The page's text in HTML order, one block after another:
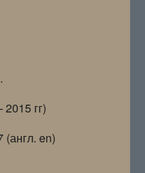
гг)
en)